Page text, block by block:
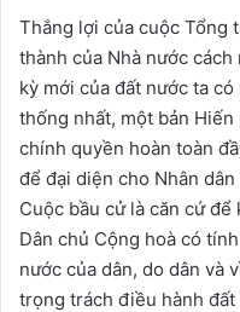
Thắng lợi của cuộc Tổng
thành của Nhà nước
kỳ mới của đất nước ta
thống nhất, một bản
chính quyền hoàn toàn
để đại diện cho Nhân
Cuộc bầu cử là căn cứ
Dân chủ Cộng hoà có
nước của dân, do dân và
trọng trách điều hành